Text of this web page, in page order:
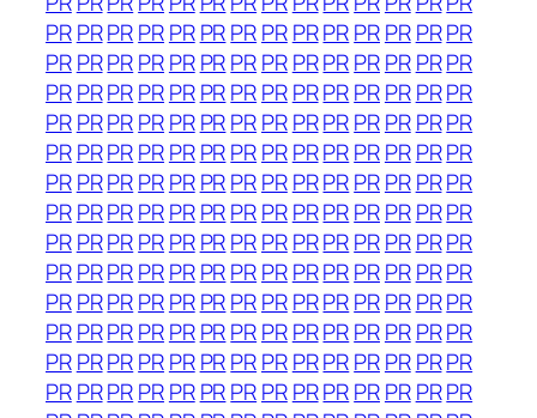
PRPRPRPRPR PRPRPRPRPRPRPR PRPR
PRPRPRPRPR PRPRPRPRPRPRPR PRPR
PRPRPRPRPR PRPRPRPRPRPRPR PRPR
PRPRPRPRPR PRPRPRPRPRPRPR PRPR
PRPRPRPRPR PRPRPRPRPRPRPR PRPR
PRPRPRPRPR PRPRPRPRPRPRPR PRPR
PRPRPRPRPR PRPRPRPRPRPRPR PRPR
PRPRPRPRPR PRPRPRPRPRPRPR PRPR
PRPRPRPRPR PRPRPRPRPRPRPR PRPR
PRPRPRPRPR PRPRPRPRPRPRPR PRPR
PRPRPRPRPR PRPRPRPRPRPRPR PRPR
PRPRPRPRPR PRPRPRPRPRPRPR PRPR
PRPRPRPRPR PRPRPRPRPRPRPR PRPR